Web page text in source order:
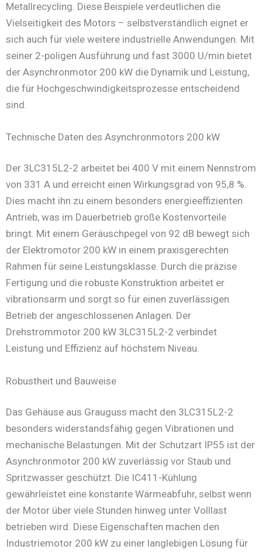
Metallrecycling. Diese Beispiele verdeutlichen die
Vielseitigkeit des Motors – selbstverständlich eignet er
sich auch für viele weitere industrielle Anwendungen. Mit
seiner 2-poligen Ausführung und fast 3000 U/min bietet
der Asynchronmotor 200 kW die Dynamik und Leistung,
die für Hochgeschwindigkeitsprozesse entscheidend
sind.
Technische Daten des Asynchronmotors 200 kW
Der 3LC315L2-2 arbeitet bei 400 V mit einem Nennstrom
von 331 A und erreicht einen Wirkungsgrad von 95,8 %.
Dies macht ihn zu einem besonders energieeffizienten
Antrieb, was im Dauerbetrieb große Kostenvorteile
bringt. Mit einem Geräuschpegel von 92 dB bewegt sich
der Elektromotor 200 kW in einem praxisgerechten
Rahmen für seine Leistungsklasse. Durch die präzise
Fertigung und die robuste Konstruktion arbeitet er
vibrationsarm und sorgt so für einen zuverlässigen
Betrieb der angeschlossenen Anlagen. Der
Drehstrommotor 200 kW 3LC315L2-2 verbindet
Leistung und Effizienz auf höchstem Niveau.
Robustheit und Bauweise
Das Gehäuse aus Grauguss macht den 3LC315L2-2
besonders widerstandsfähig gegen Vibrationen und
mechanische Belastungen. Mit der Schutzart IP55 ist der
Asynchronmotor 200 kW zuverlässig vor Staub und
Spritzwasser geschützt. Die IC411-Kühlung
gewährleistet eine konstante Wärmeabfuhr, selbst wenn
der Motor über viele Stunden hinweg unter Volllast
betrieben wird. Diese Eigenschaften machen den
Industriemotor 200 kW zu einer langlebigen Lösung für